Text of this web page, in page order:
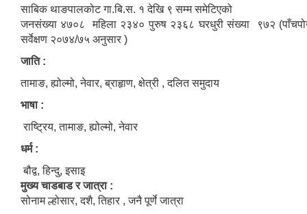
साबिक थाङपालकोट गा.बि.स. १ देखि ९ सम्म समेटिएको
जनसंख्या ४७०८ महिला २३४० पुरुष २३६८ घरधुरी संख्या ९७२
सर्वेक्षण २०७४/७५ अनुसार )
जाति :
तामाङ, ह्योल्मो, नेवार, ब्राहृाण, क्षेत्री , दलित समुदाय
भाषा :
राष्ट्रिय, तामाङ, ह्योल्मो, नेवार
धर्म :
बौद्व, हिन्दु, इसाइ
मुख्य चाडबाड र जात्रा :
सोनाम ल्होसार, दशै, तिहार , जनै पूर्णे जात्रा